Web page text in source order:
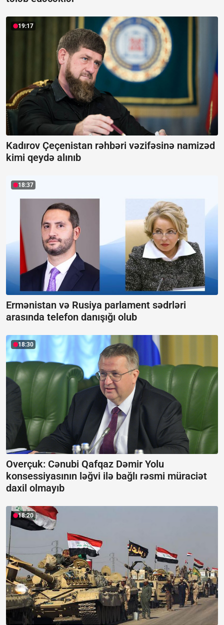
19:17
Kadırov Çeçenistan rəhbəri vəzifəsinə namizəd
kimi qeydə alınıb
18:37
Ermənistan və Rusiya parlament sədrləri
arasında telefon danışığı olub
18:30
Overçuk: Cənubi Qafqaz Dəmir Yolu
konsessiyasının ləğvi ilə bağlı rəsmi müraciət
daxil olmayıb
18:20